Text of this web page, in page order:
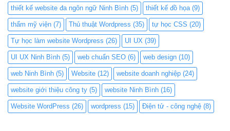
thiết kế website đa ngôn ngữ Ninh Bình (5) thiết kế đồ họa (9)
thẩm mỹ viện (7) Thủ thuật Wordpress (35) tự học CSS (20)
Tự học làm website Wordpress (26) UI UX (39)
UI UX Ninh Bình (5) web chuẩn SEO (6) web design (10)
web Ninh Bình (5) Website (12) website doanh nghiệp (24)
website giới thiệu công ty (5) website Ninh Bình (16)
Website WordPress (26) wordpress (15) Điện tử - công nghệ (8)